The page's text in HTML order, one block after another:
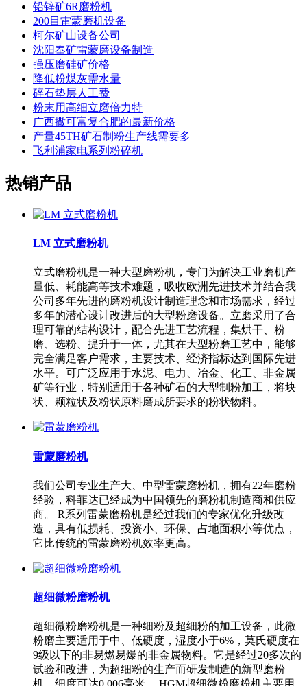
铅锌矿6R磨粉机
200目雷蒙磨机设备
柯尔矿山设备公司
沈阳奉矿雷蒙磨设备制造
强压磨硅矿价格
降低粉煤灰需水量
碎石垫层人工费
粉末用高细立磨倍力特
广西撒可富复合肥的最新价格
产量45TH矿石制粉生产线需要多
飞利浦家电系列粉碎机
热销产品
LM 立式磨粉机
立式磨粉机是一种大型磨粉机，专门为解决工业磨机产
量低、耗能高等技术难题，吸收欧洲先进技术并结合我
公司多年先进的磨粉机设计制造理念和市场需求，经过
多年的潜心设计改进后的大型粉磨设备。立磨采用了合
理可靠的结构设计，配合先进工艺流程，集烘干、粉
磨、选粉、提升于一体，尤其在大型粉磨工艺中，能够
完全满足客户需求，主要技术、经济指标达到国际先进
水平。可广泛应用于水泥、电力、冶金、化工、非金属
矿等行业，特别适用于各种矿石的大型制粉加工，将块
状、颗粒状及粉状原料磨成所要求的粉状物料。
雷蒙磨粉机
我们公司专业生产大、中型雷蒙磨粉机，拥有22年磨粉
经验，科菲达已经成为中国领先的磨粉机制造商和供应
商。 R系列雷蒙磨粉机是经过我们的专家优化升级改
造，具有低损耗、投资小、环保、占地面积小等优点，
它比传统的雷蒙磨粉机效率更高。
超细微粉磨粉机
超细微粉磨粉机是一种细粉及超细粉的加工设备，此微
粉磨主要适用于中、低硬度，湿度小于6%，莫氏硬度在
9级以下的非易燃易爆的非金属物料。它是经过20多次的
试验和改进，为超细粉的生产而研发制造的新型磨粉